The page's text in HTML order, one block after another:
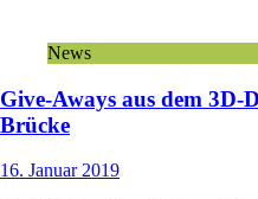
News
Give-Aways aus dem
Brücke
16. Januar 2019